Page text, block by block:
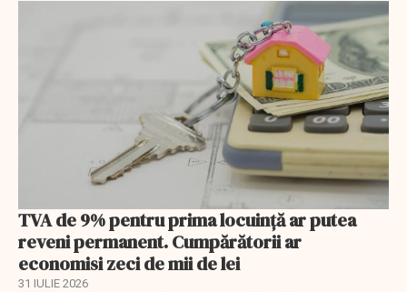
TVA de 9% pentru prima locuință ar putea
reveni permanent. Cumpărătorii ar
economisi zeci de mii de lei
31 IULIE 2026